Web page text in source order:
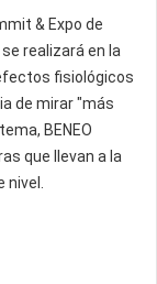
& Expo de
realizará en la
fisiológicos
de mirar "más
BENEO
que llevan a la